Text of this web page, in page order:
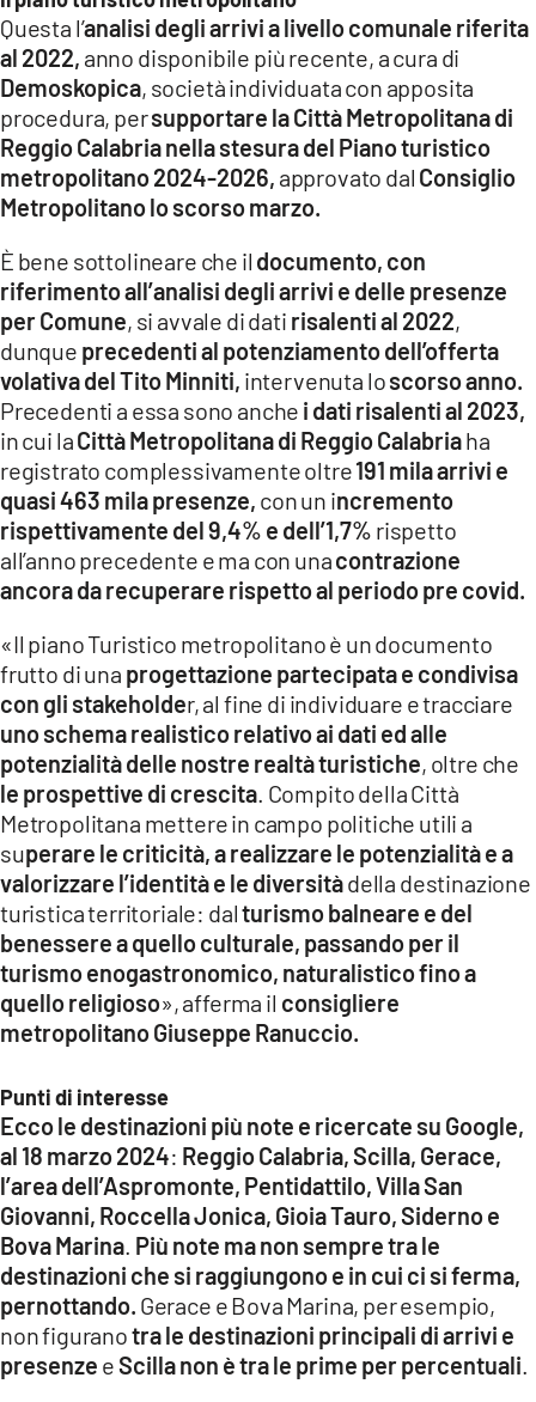
Questa l’analisi degli arrivi a livello comunale riferita
al 2022, anno disponibile più recente, a cura di
Demoskopica, società individuata con apposita
procedura, persupportare la Città Metropolitana di
Reggio Calabria nella stesura del Piano turistico
metropolitano 2024-2026, approvato dal Consiglio
Metropolitano lo scorso marzo.
È bene sottolineare che il documento, con
riferimento all’analisi degli arrivi e delle presenze
per Comune, si avvale di dati risalenti al 2022,
dunque precedenti al potenziamento dell’offerta
volativa del Tito Minniti, intervenuta loscorso anno.
Precedenti a essa sono anche i dati risalenti al 2023,
in cui laCittà Metropolitana di Reggio Calabriaha
registrato complessivamente oltre191 mila arrivi e
quasi 463 mila presenze, con un incremento
rispettivamente del 9,4% e dell’1,7% rispetto
all’anno precedente e ma con unacontrazione
ancora da recuperare rispetto al periodo pre covid.
«Il piano Turistico metropolitano è un documento
frutto di una progettazione partecipata e condivisa
con gli stakeholder, al fine di individuare e tracciare
uno schema realistico relativo ai dati ed alle
potenzialità delle nostre realtà turistiche, oltre che
le prospettive di crescita . Compito della Città
Metropolitana mettere in campo politiche utili a
superare le criticità, a realizzare le potenzialità e a
valorizzare l’identità e le diversitàdella destinazione
turistica territoriale: dalturismo balneare e del
benessere a quello culturale, passando per il
turismo enogastronomico, naturalistico fino a
quello religioso», afferma il consigliere
metropolitano Giuseppe Ranuccio.
Punti di interesse
Ecco le destinazioni più note e ricercate su Google,
al 18 marzo 2024: Reggio Calabria, Scilla, Gerace,
l’area dell’Aspromonte, Pentidattilo, Villa San
Giovanni, Roccella Jonica, Gioia Tauro, Siderno e
Bova Marina Più note ma non sempre tra le
destinazioni che si raggiungono e in cui ci si ferma,
pernottando. Gerace e Bova Marina, per esempio,
non figuranotra le destinazioni principali di arrivi e
presenze eScilla non è tra le prime per percentuali